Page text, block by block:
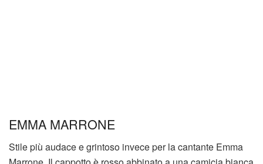
EMMA MARRONE
Stile più audace e grintoso invece per la cantante Emma